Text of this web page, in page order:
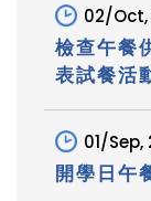
02/Oct,
檢查午餐
表試餐活
01/Sep,
開學日午